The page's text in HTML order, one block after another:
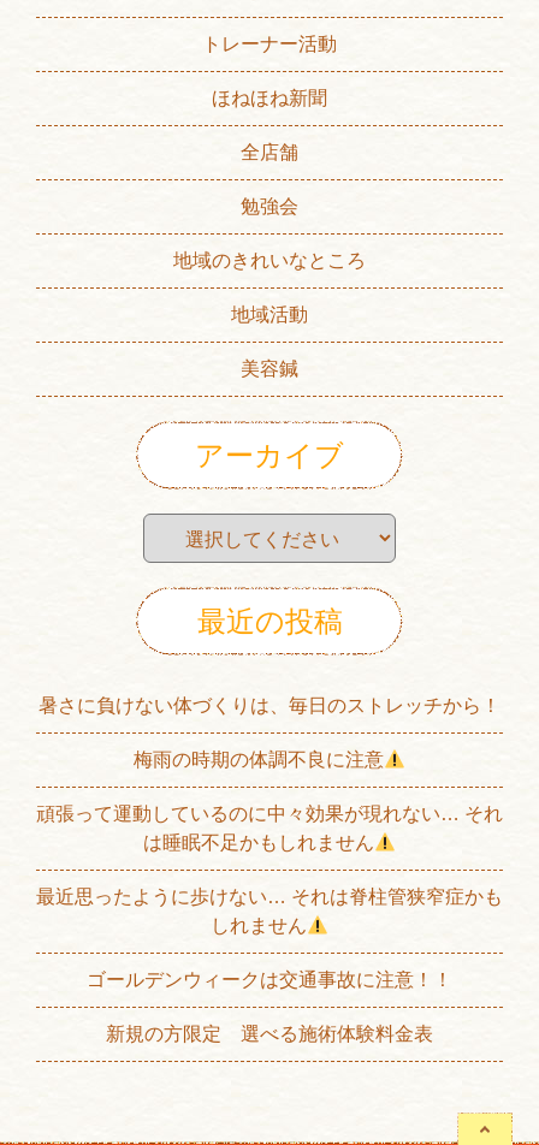
トレーナー活動
ほねほね新聞
全店舗
勉強会
地域のきれいなところ
地域活動
美容鍼
アーカイブ
最近の投稿
暑さに負けない体づくりは、毎日のストレッチから！
梅雨の時期の体調不良に注意
頑張って運動しているのに中々効果が現れない… それ
は睡眠不足かもしれません
最近思ったように歩けない… それは脊柱管狭窄症かも
しれません
ゴールデンウィークは交通事故に注意！！
新規の方限定 選べる施術体験料金表